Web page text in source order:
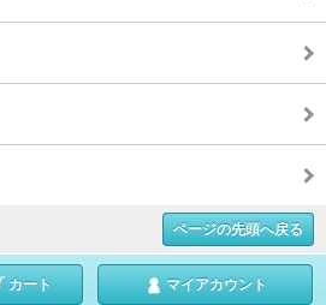
ページの先頭へ戻る
カート マイアカウント